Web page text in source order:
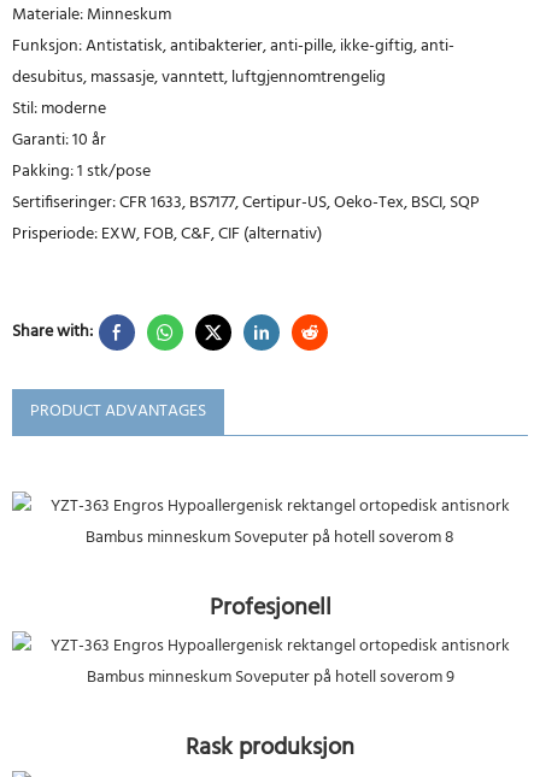
Materiale: Minneskum
Funksjon: Antistatisk, antibakterier, anti-pille, ikke-giftig, anti-
desubitus, massasje, vanntett, luftgjennomtrengelig
Stil: moderne
Garanti: 10 år
Pakking: 1 stk/pose
Sertifiseringer: CFR 1633, BS7177, Certipur-US, Oeko-Tex, BSCI, SQP
Prisperiode: EXW, FOB, C&F, CIF (alternativ)
Share with:
PRODUCT ADVANTAGES
Profesjonell
Rask produksjon